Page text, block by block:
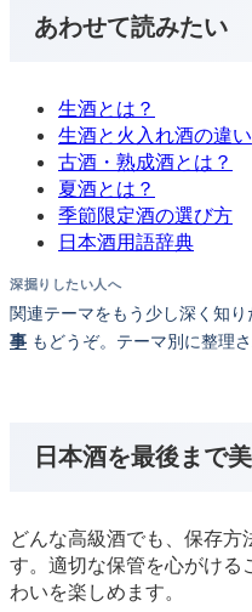
あわせて読みたい
生酒とは？
生酒と火入れ酒の違い
古酒・熟成酒とは？
夏酒とは？
季節限定酒の選び方
日本酒用語辞典
深掘りしたい人へ
関連テーマをもう少し深く知り
事 もどうぞ。テーマ別に整理さ
日本酒を最後まで
どんな高級酒でも、保存方
す。適切な保管を心がける
わいを楽しめます。